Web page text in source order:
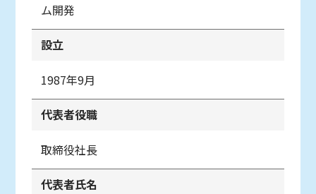
ム開発
設立
1987年9月
代表者役職
取締役社長
代表者氏名